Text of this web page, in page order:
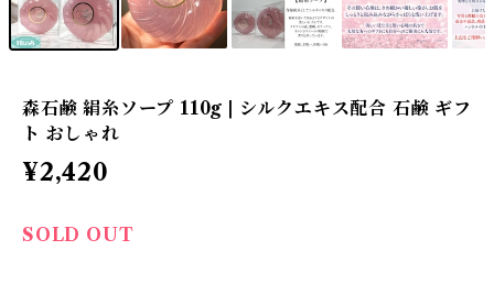
森石鹸 絹糸ソープ 110g | シルクエキス配合 石鹸 ギフ
ト おしゃれ
¥2,420
SOLD OUT